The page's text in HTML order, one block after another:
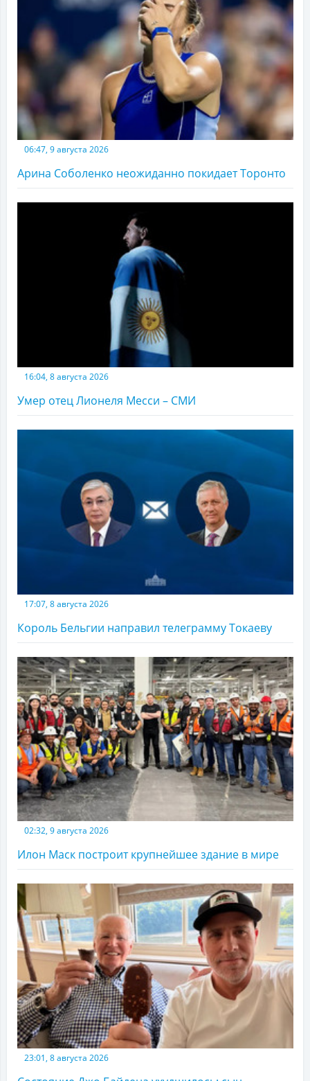
06:47, 9 августа 2026
Арина Соболенко неожиданно покидает Торонто
16:04, 8 августа 2026
Умер отец Лионеля Месси – СМИ
17:07, 8 августа 2026
Король Бельгии направил телеграмму Токаеву
02:32, 9 августа 2026
Илон Маск построит крупнейшее здание в мире
23:01, 8 августа 2026